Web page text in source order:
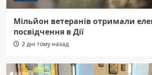
Мільйон ветеранів отримали
посвідчення в Дії
2 дні тому назад